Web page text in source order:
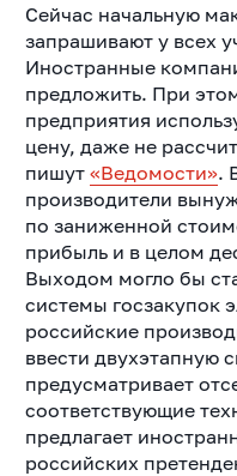
Сейчас начальную
запрашивают у всех
Иностранные
предложить. При
предприятия
цену, даже не
пишут «Ведомости».
производители
по заниженной
прибыль и в целом
Выходом могло бы
системы госзакупок
российские
ввести двухэтапную
предусматривает
соответствующие
предлагает
российских